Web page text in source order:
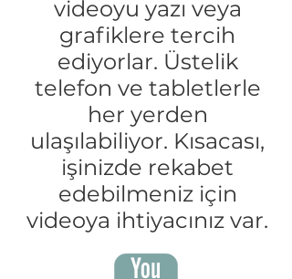
videoyu yazı veya
grafiklere tercih
ediyorlar. Üstelik
telefon ve tabletlerle
her yerden
ulaşılabiliyor. Kısacası,
işinizde rekabet
edebilmeniz için
videoya ihtiyacınız var.